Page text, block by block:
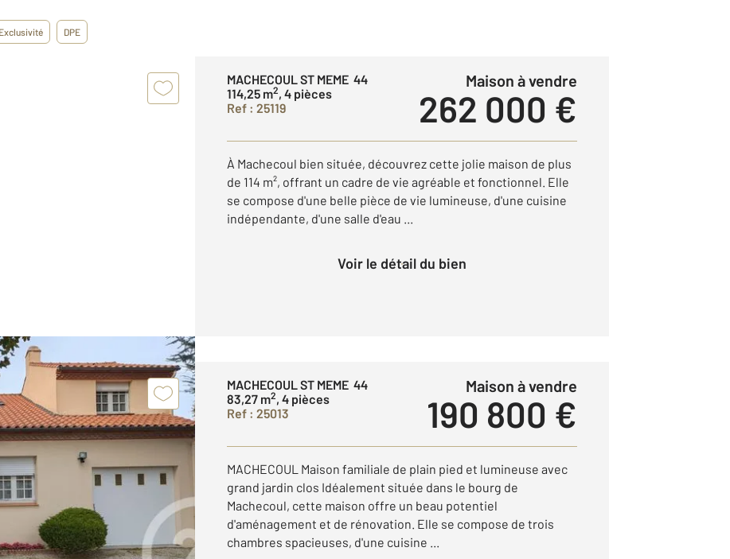
Exclusivité DPE
MACHECOUL ST MEME 44
114,25 m2, 4 pièces
Ref : 25119
Maison à vendre
262 000 €
À Machecoul bien située, découvrez cette jolie maison de plus
de 114 m², offrant un cadre de vie agréable et fonctionnel. Elle
se compose d'une belle pièce de vie lumineuse, d'une cuisine
indépendante, d'une salle d'eau ...
Voir le détail du bien
MACHECOUL ST MEME 44
83,27 m2, 4 pièces
Ref : 25013
Maison à vendre
190 800 €
MACHECOUL Maison familiale de plain pied et lumineuse avec
grand jardin clos Idéalement située dans le bourg de
Machecoul, cette maison offre un beau potentiel
d'aménagement et de rénovation. Elle se compose de trois
chambres spacieuses, d'une cuisine ...